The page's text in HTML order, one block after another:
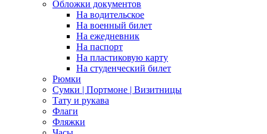
Обложки документов
На водительское
На военный билет
На ежедневник
На паспорт
На пластиковую карту
На студенческий билет
Рюмки
Сумки | Портмоне | Визитницы
Тату и рукава
Флаги
Фляжки